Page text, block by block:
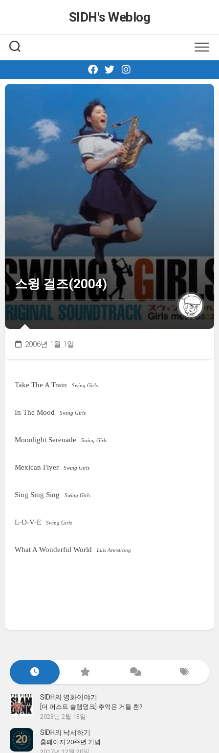
SIDH′s Weblog
스윙 걸즈(2004)
2006년 1월 1일
Take The A Train Swing Girls
In The Mood Swing Girls
Moonlight Serenade Swing Girls
Mexican Flyer Swing Girls
Sing Sing Sing Swing Girls
L-O-V-E Swing Girls
What A Wonderful World Luis Armstrong
SIDH의 영화이야기
[더 퍼스트 슬램덩크] 추억은 거들 뿐?
2023년 2월 13일
SIDH의 낙서하기
홈페이지 20주년 기념